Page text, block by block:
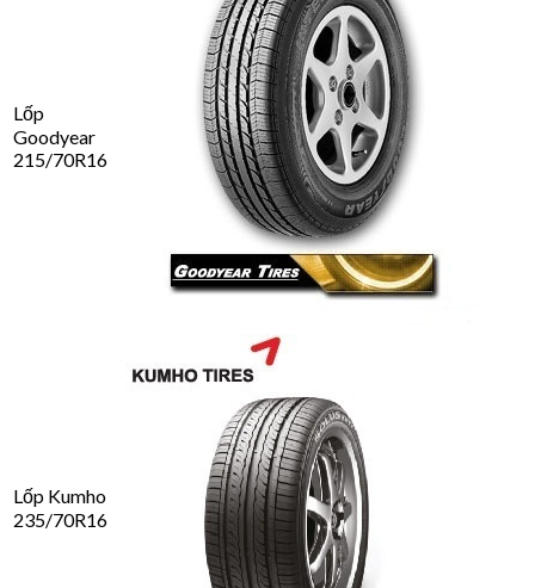
Lốp
Goodyear
215/70R16
Lốp Kumho
235/70R16